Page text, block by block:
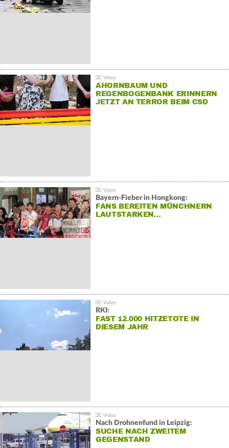
AHORNBAUM UND
REGENBOGENBANK ERINNERN
JETZT AN TERROR BEIM CSD
Bayern-Fieber in Hongkong:
FANS BEREITEN MÜNCHNERN
LAUTSTARKEN…
RKI:
FAST 12.000 HITZETOTE IN
DIESEM JAHR
Nach Drohnenfund in Leipzig:
SUCHE NACH ZWEITEM
GEGENSTAND